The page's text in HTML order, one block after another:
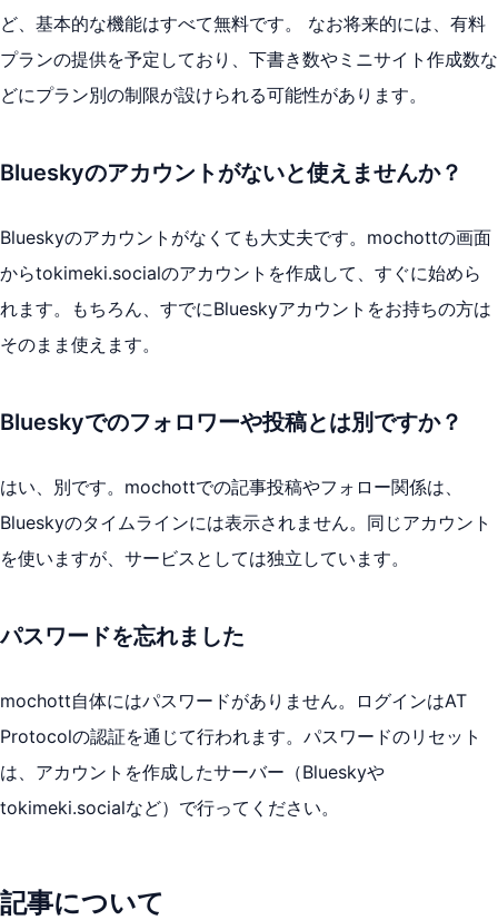
ど、基本的な機能はすべて無料です。 なお将来的には、有料
プランの提供を予定しており、下書き数やミニサイト作成数な
どにプラン別の制限が設けられる可能性があります。
Blueskyのアカウントがないと使えませんか？
Blueskyのアカウントがなくても大丈夫です。mochottの画面
からtokimeki.socialのアカウントを作成して、すぐに始めら
れます。もちろん、すでにBlueskyアカウントをお持ちの方は
そのまま使えます。
Blueskyでのフォロワーや投稿とは別ですか？
はい、別です。mochottでの記事投稿やフォロー関係は、
Blueskyのタイムラインには表示されません。同じアカウント
を使いますが、サービスとしては独立しています。
パスワードを忘れました
mochott自体にはパスワードがありません。ログインはAT
Protocolの認証を通じて行われます。パスワードのリセット
は、アカウントを作成したサーバー（Blueskyや
tokimeki.socialなど）で行ってください。
記事について